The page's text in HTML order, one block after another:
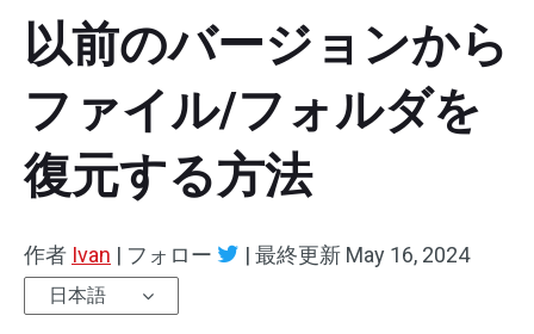
以前のバージョンから
ファイル/フォルダを
復元する方法
作者 Ivan | フォロー | 最終更新 May 16, 2024
日本語